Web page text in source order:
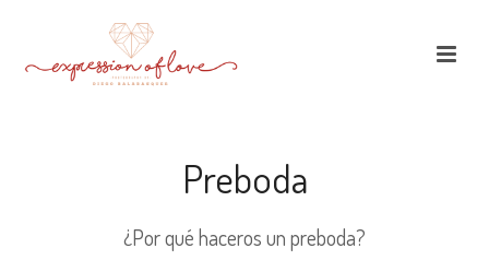
Preboda
¿Por qué haceros un preboda?